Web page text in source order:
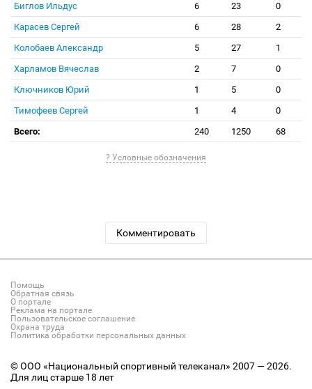
Биглов Ильдус
6 23
0
Карасев Сергей
6 28
2
Колобаев Александр
5 27
1
Харламов Вячеслав
2 7
0
Ключников Юрий
1 5
0
Тимофеев Сергей
1 4
0
Всего:
240 1250 68
? Условные обозначения
Комментировать
Помощь
Обратная связь
О портале
Реклама на портале
Пользовательское соглашение
Охрана труда
Политика обработки персональных данных
© ООО «Национальный спортивный телеканал» 2007 — 2026.
Для лиц старше 18 лет